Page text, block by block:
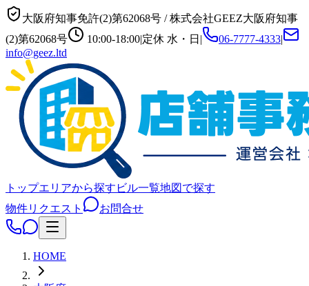
大阪府知事免許(2)第62068号 /株式会社GEEZ大阪府知事
(2)第62068号
10:00-18:00|定休 水・日 | 06-7777-4333|
info@geez.ltd
トップエリアから探す ビル一覧地図で探す
物件リクエスト
お問合せ
HOME